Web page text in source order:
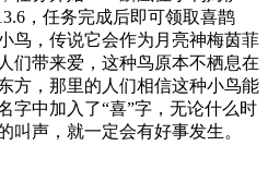
，任务完成后即可领取喜鹊
鸟，传说它会作为月亮神梅茵菲
们带来爱，这种鸟原本不栖息在
方，那里的人们相信这种小鸟能
字中加入了“喜”字，无论什么时
叫声，就一定会有好事发生。